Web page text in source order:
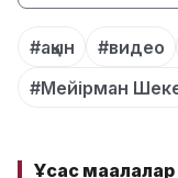
#ақын #видео
#Мейірман
Ұқсас мақалалар